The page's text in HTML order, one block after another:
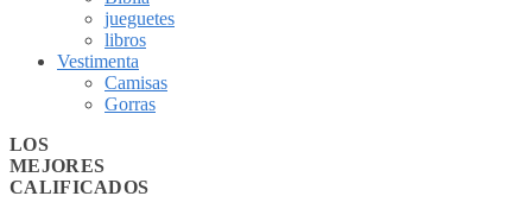
jueguetes
libros
Vestimenta
Camisas
Gorras
LOS
MEJORES
CALIFICADOS